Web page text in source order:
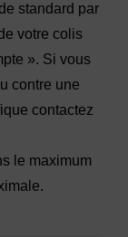
standard par
votre colis
». Si vous
contre une
contactez
le maximum